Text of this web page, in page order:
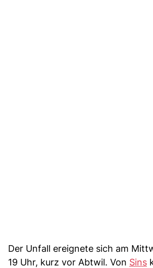
Der Unfall ereignete sich am
19 Uhr, kurz vor Abtwil. Von Sins